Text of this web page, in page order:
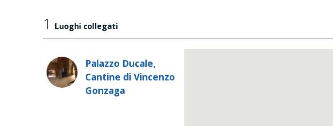
1 Luoghi collegati
Palazzo Ducale,
Cantine di Vincenzo
Gonzaga